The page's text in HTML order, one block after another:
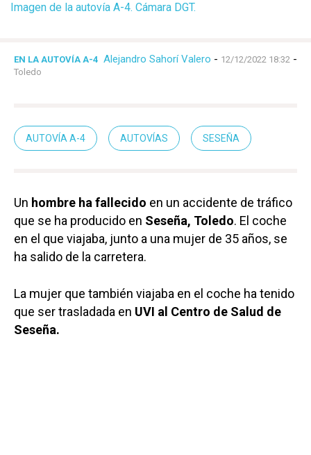
Imagen de la autovía A-4. Cámara DGT.
EN LA AUTOVÍA A-4 Alejandro Sahorí Valero - 12/12/2022 18:32 -
Toledo
AUTOVÍA A-4 AUTOVÍAS SESEÑA
Un hombre ha fallecido en un accidente de tráfico
que se ha producido en Seseña, Toledo. El coche
en el que viajaba, junto a una mujer de 35 años, se
ha salido de la carretera.
La mujer que también viajaba en el coche ha tenido
que ser trasladada en UVI al Centro de Salud de
Seseña.